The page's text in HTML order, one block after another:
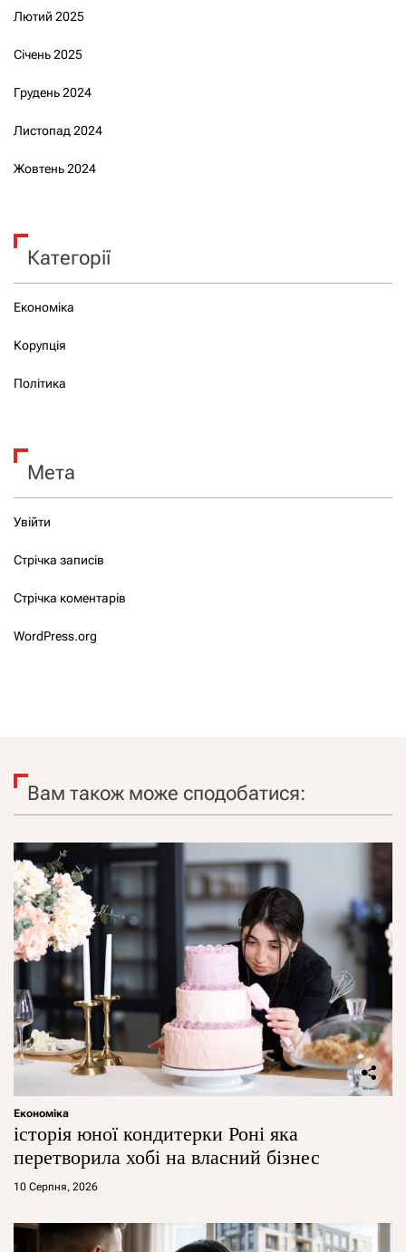
Лютий 2025
Січень 2025
Грудень 2024
Листопад 2024
Жовтень 2024
Категорії
Економіка
Корупція
Політика
Мета
Увійти
Стрічка записів
Стрічка коментарів
WordPress.org
Вам також може сподобатися:
Економіка
історія юної кондитерки Роні яка
перетворила хобі на власний бізнес
10 Серпня, 2026